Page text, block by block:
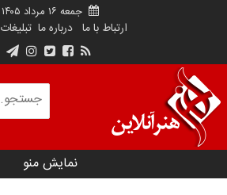
جمعه ۱۶ مرداد ۱۴۰۵
ارتباط با ما درباره ما تبلیغات
نمایش منو